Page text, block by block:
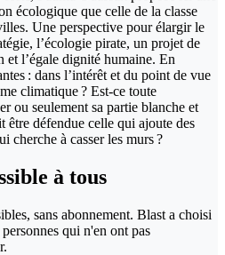
écologique que celle de la classe
Une perspective pour élargir le
l’écologie pirate, un projet de
et l’égale dignité humaine. En
: dans l’intérêt et du point de vue
climatique ? Est-ce toute
ou seulement sa partie blanche et
être défendue celle qui ajoute des
cherche à casser les murs ?
à tous
sans abonnement. Blast a choisi
qui n'en ont pas